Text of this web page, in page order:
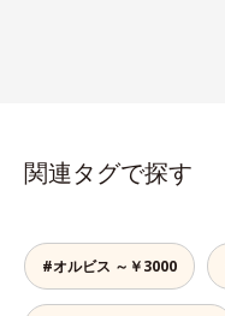
関連タグで探す
#オルビス ～￥3000